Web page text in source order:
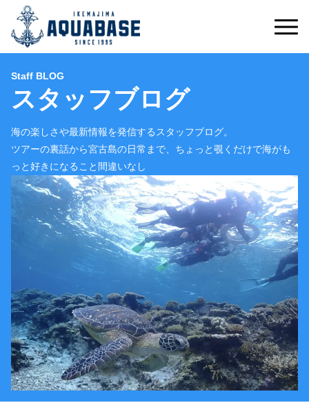
Staff BLOG
スタッフブログ
海の楽しさや最新情報を発信するスタッフブログ。
ツアーの裏話から宮古島の日常まで、ちょっと覗くだけで海がも
っと好きになること間違いなし